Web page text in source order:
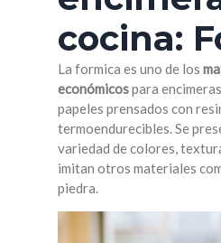
cocina:
La formica es uno de los
económicospara
papeles prensados con
termoendurecibles. Se
variedad de colores,
imitan otros materiales
piedra.